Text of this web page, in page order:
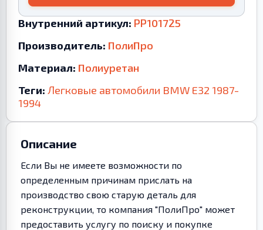
Внутренний артикул: PP101725
Производитель: ПолиПро
Материал: Полиуретан
Теги: Легковые автомобили BMW E32 1987-
1994
Описание
Если Вы не имеете возможности по
определенным причинам прислать на
производство свою старую деталь для
реконструкции, то компания "ПолиПро" может
предоставить услугу по поиску и покупке